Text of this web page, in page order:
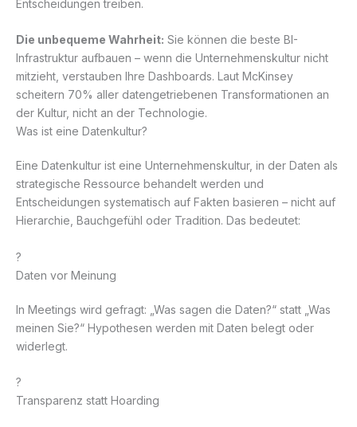
Entscheidungen treiben.
Die unbequeme Wahrheit: Sie können die beste BI-
Infrastruktur aufbauen – wenn die Unternehmenskultur nicht
mitzieht, verstauben Ihre Dashboards. Laut McKinsey
scheitern 70% aller datengetriebenen Transformationen an
der Kultur, nicht an der Technologie.
Was ist eine Datenkultur?
Eine Datenkultur ist eine Unternehmenskultur, in der Daten als
strategische Ressource behandelt werden und
Entscheidungen systematisch auf Fakten basieren – nicht auf
Hierarchie, Bauchgefühl oder Tradition. Das bedeutet:
?
Daten vor Meinung
In Meetings wird gefragt: „Was sagen die Daten?“ statt „Was
meinen Sie?“ Hypothesen werden mit Daten belegt oder
widerlegt.
?
Transparenz statt Hoarding